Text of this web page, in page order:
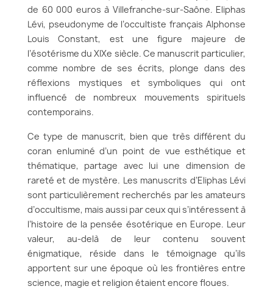
de 60 000 euros à Villefranche-sur-Saône. Eliphas
Lévi, pseudonyme de l’occultiste français Alphonse
Louis Constant, est une figure majeure de
l’ésotérisme du XIXe siècle. Ce manuscrit particulier,
comme nombre de ses écrits, plonge dans des
réflexions mystiques et symboliques qui ont
influencé de nombreux mouvements spirituels
contemporains.
Ce type de manuscrit, bien que très différent du
coran enluminé d’un point de vue esthétique et
thématique, partage avec lui une dimension de
rareté et de mystère. Les manuscrits d’Eliphas Lévi
sont particulièrement recherchés par les amateurs
d’occultisme, mais aussi par ceux qui s’intéressent à
l’histoire de la pensée ésotérique en Europe. Leur
valeur, au-delà de leur contenu souvent
énigmatique, réside dans le témoignage qu’ils
apportent sur une époque où les frontières entre
science, magie et religion étaient encore floues.